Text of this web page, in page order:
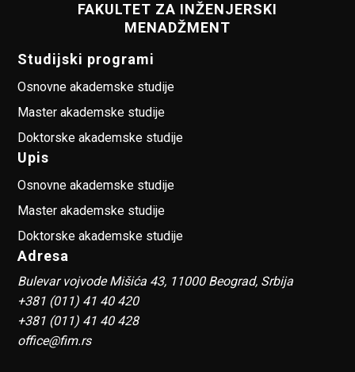
FAKULTET ZA INŽENJERSKI
MENADŽMENT
Studijski programi
Osnovne akademske studije
Master akademske studije
Doktorske akademske studije
Upis
Osnovne akademske studije
Master akademske studije
Doktorske akademske studije
Adresa
Bulevar vojvode Mišića 43, 11000 Beograd, Srbija
+381 (011) 41 40 420
+381 (011) 41 40 428
office@fim.rs